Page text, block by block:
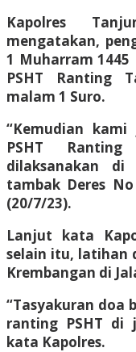
Kapolres
mengatakan,
1 Muharram
PSHT Ranting
malam 1 Suro.
“Kemudian
PSHT
dilaksanakan di
tambak Deres
(20/7/23).
Lanjut kata
selain itu, latihan
Krembangan di
“Tasyakuran doa
ranting PSHT di
kata Kapolres.